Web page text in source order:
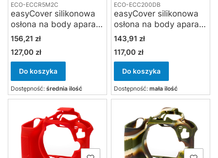
ECO-ECCR5M2C
easyCover silikonowa
osłona na body aparatu
Canon EOS R5II
kamuflaż
Cena
156,21 zł
Cena
127,00 zł
Do koszyka
Dostępność: średnia ilość
ECO-ECC200DB
easyCover silikonowa
osłona na body aparatu
Canon EOS 200D /
250D / SL2 / SL3
czarna
Cena
143,91 zł
Cena
117,00 zł
Do koszyka
Dostępność: mała ilość